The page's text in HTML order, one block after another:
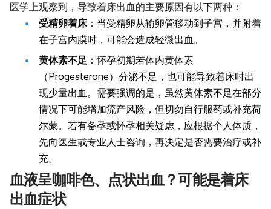
医学上观察到，导致着床出血的主要原因有以下两种：
受精卵着床：当受精卵从输卵管移动到子宫，并附着
在子宫内膜时，可能会造成轻微出血。
黄体素不足 ：怀孕初期若体内黄体素
（Progesterone）分泌不足，也可能导致着床时出
现少量出血。需要强调的是，虽然黄体素不足在部分
情况下可能增加流产风险，但切勿自行服药或补充荷
尔蒙。若有备孕或怀孕相关疑虑，应根据个人体质，
先向医生或专业人士咨询，再决定是否需要治疗或补
充。
血液呈咖啡色、点状出血？可能是着床
出血症状